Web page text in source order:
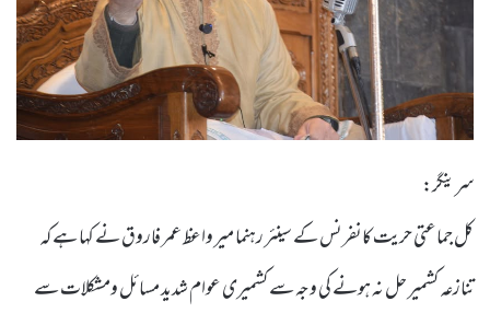
سرینگر:
کل جماعتی حریت کانفرنس کے سینئر رہنما میر واعظ عمر فاروق نے کہا ہے کہ
تنازعہ کشمیر حل نہ ہونے کی وجہ سے کشمیری عوام شدید مسائل ومشکلات سے